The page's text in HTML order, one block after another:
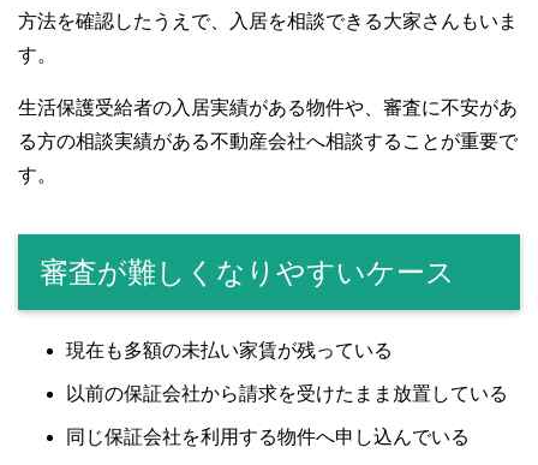
方法を確認したうえで、入居を相談できる大家さんもいま
す。
生活保護受給者の入居実績がある物件や、審査に不安があ
る方の相談実績がある不動産会社へ相談することが重要で
す。
審査が難しくなりやすいケース
現在も多額の未払い家賃が残っている
以前の保証会社から請求を受けたまま放置している
同じ保証会社を利用する物件へ申し込んでいる